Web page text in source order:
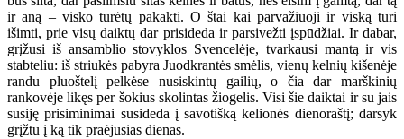
ir aną – visko turėtų pakakti. O štai kai parvažiuoji ir viską turi
išimti, prie visų daiktų dar prisideda ir parsivežti įspūdžiai. Ir dabar,
grįžusi iš ansamblio stovyklos Svencelėje, tvarkausi mantą ir vis
stabteliu: iš striukės pabyra Juodkrantės smėlis, vienų kelnių kišenėje
randu pluoštelį pelkėse nusiskintų gailių, o čia dar marškinių
rankovėje likęs per šokius skolintas žiogelis. Visi šie daiktai ir su jais
susiję prisiminimai susideda į savotišką kelionės dienoraštį; darsyk
grįžtu į ką tik praėjusias dienas.